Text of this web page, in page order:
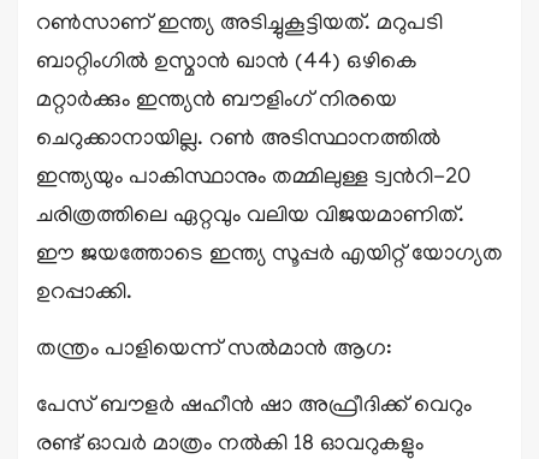
റൺസാണ് ഇന്ത്യ അടിച്ചുകൂട്ടിയത്. മറുപടി
ബാറ്റിംഗിൽ ഉസ്മാൻ ഖാൻ (44) ഒഴികെ
മറ്റാർക്കും ഇന്ത്യൻ ബൗളിംഗ് നിരയെ
ചെറുക്കാനായില്ല. റൺ അടിസ്ഥാനത്തിൽ
ഇന്ത്യയും പാകിസ്ഥാനും തമ്മിലുള്ള ട്വന്‍റി-20
ചരിത്രത്തിലെ ഏറ്റവും വലിയ വിജയമാണിത്.
ഈ ജയത്തോടെ ഇന്ത്യ സൂപ്പർ എയിറ്റ് യോഗ്യത
ഉറപ്പാക്കി.
തന്ത്രം പാളിയെന്ന് സൽമാൻ ആഗ:
പേസ് ബൗളർ ഷഹീൻ ഷാ അഫ്രീദിക്ക് വെറും
രണ്ട് ഓവർ മാത്രം നൽകി 18 ഓവറുകളും